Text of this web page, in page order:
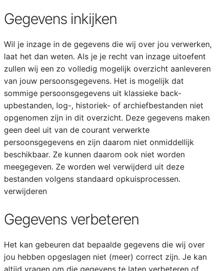
Gegevens inkijken
Wil je inzage in de gegevens die wij over jou verwerken,
laat het dan weten. Als je je recht van inzage uitoefent
zullen wij een zo volledig mogelijk overzicht aanleveren
van jouw persoonsgegevens. Het is mogelijk dat
sommige persoonsgegevens uit klassieke back-
upbestanden, log-, historiek- of archiefbestanden niet
opgenomen zijn in dit overzicht. Deze gegevens maken
geen deel uit van de courant verwerkte
persoonsgegevens en zijn daarom niet onmiddellijk
beschikbaar. Ze kunnen daarom ook niet worden
meegegeven. Ze worden wel verwijderd uit deze
bestanden volgens standaard opkuisprocessen.
verwijderen
Gegevens verbeteren
Het kan gebeuren dat bepaalde gegevens die wij over
jou hebben opgeslagen niet (meer) correct zijn. Je kan
altijd vragen om die gegevens te laten verbeteren of